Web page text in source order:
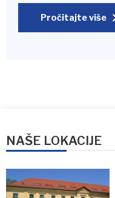
Pročitajte više
NAŠE LOKACIJE